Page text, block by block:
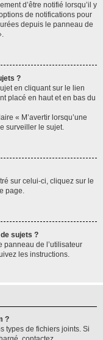
d’être notifié lorsqu’il y
de notifications pour
depuis le panneau de
?
en cliquant sur le lien
placé en haut et en bas du
« M’avertir lorsqu’une
surveiller le sujet.
sur celui-ci, cliquez sur le
page.
sujets ?
panneau de l’utilisateur
les instructions.
?
types de fichiers joints. Si